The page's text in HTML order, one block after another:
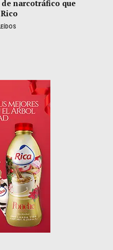
narcotráfico que